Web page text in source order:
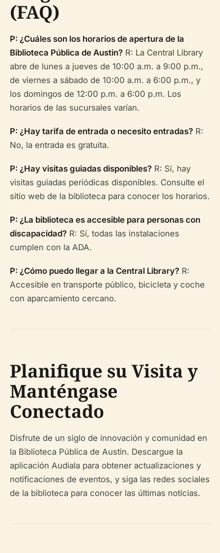
(FAQ)
P: ¿Cuáles son los horarios de apertura de la
Biblioteca Pública de Austin? R: La Central Library
abre de lunes a jueves de 10:00 a.m. a 9:00 p.m.,
de viernes a sábado de 10:00 a.m. a 6:00 p.m., y
los domingos de 12:00 p.m. a 6:00 p.m. Los
horarios de las sucursales varían.
P: ¿Hay tarifa de entrada o necesito entradas? R:
No, la entrada es gratuita.
P: ¿Hay visitas guiadas disponibles? R: Sí, hay
visitas guiadas periódicas disponibles. Consulte el
sitio web de la biblioteca para conocer los horarios.
P: ¿La biblioteca es accesible para personas con
discapacidad? R: Sí, todas las instalaciones
cumplen con la ADA.
P: ¿Cómo puedo llegar a la Central Library? R:
Accesible en transporte público, bicicleta y coche
con aparcamiento cercano.
Planifique su Visita y
Manténgase
Conectado
Disfrute de un siglo de innovación y comunidad en
la Biblioteca Pública de Austin. Descargue la
aplicación Audiala para obtener actualizaciones y
notificaciones de eventos, y siga las redes sociales
de la biblioteca para conocer las últimas noticias.